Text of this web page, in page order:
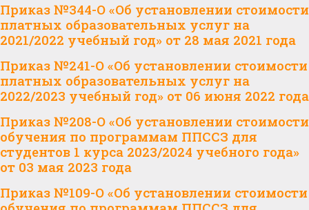
Приказ №344-О «Об установлении стоимости
платных образовательных услуг на
2021/2022 учебный год» от 28 мая 2021 года
Приказ №241-О «Об установлении стоимости
платных образовательных услуг на
2022/2023 учебный год» от 06 июня 2022 года
Приказ №208-О «Об установлении стоимости
обучения по программам ППССЗ для
студентов 1 курса 2023/2024 учебного года»
от 03 мая 2023 года
Приказ №109-О «Об установлении стоимости